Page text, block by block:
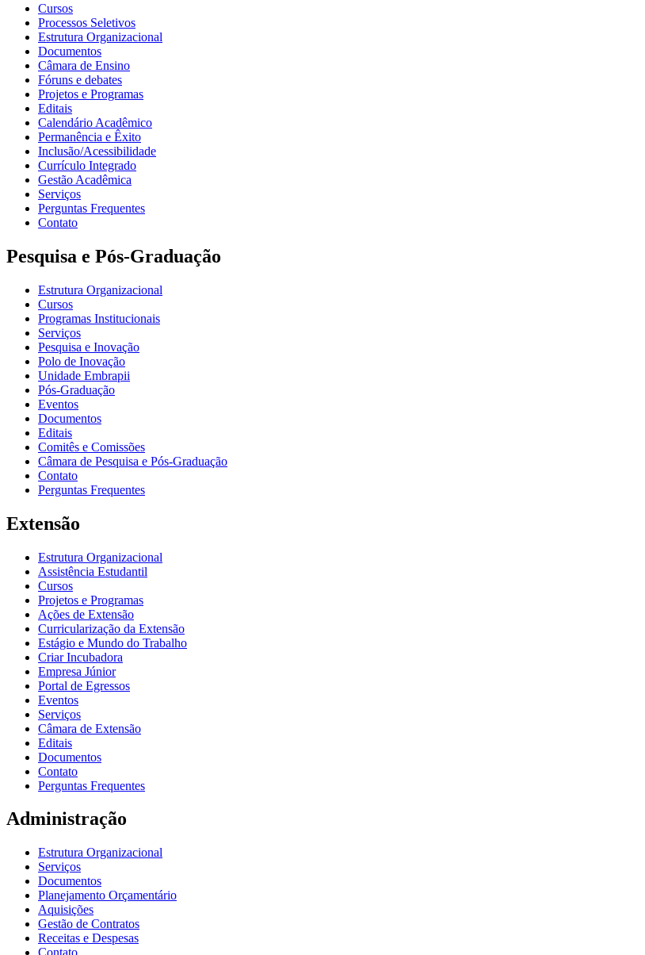
Cursos
Processos Seletivos
Estrutura Organizacional
Documentos
Câmara de Ensino
Fóruns e debates
Projetos e Programas
Editais
Calendário Acadêmico
Permanência e Êxito
Inclusão/Acessibilidade
Currículo Integrado
Gestão Acadêmica
Serviços
Perguntas Frequentes
Contato
Pesquisa e Pós-Graduação
Estrutura Organizacional
Cursos
Programas Institucionais
Serviços
Pesquisa e Inovação
Polo de Inovação
Unidade Embrapii
Pós-Graduação
Eventos
Documentos
Editais
Comitês e Comissões
Câmara de Pesquisa e Pós-Graduação
Contato
Perguntas Frequentes
Extensão
Estrutura Organizacional
Assistência Estudantil
Cursos
Projetos e Programas
Ações de Extensão
Curricularização da Extensão
Estágio e Mundo do Trabalho
Criar Incubadora
Empresa Júnior
Portal de Egressos
Eventos
Serviços
Câmara de Extensão
Editais
Documentos
Contato
Perguntas Frequentes
Administração
Estrutura Organizacional
Serviços
Documentos
Planejamento Orçamentário
Aquisições
Gestão de Contratos
Receitas e Despesas